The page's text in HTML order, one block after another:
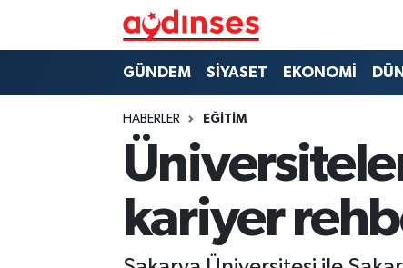
GÜNDEM SİYASET EKONOMİ
HABERLER EĞİTİM
kariyer
Nöbetçi Eczaneler
Hava Durumu
Aydin Namaz Vakitleri
Trafik Durumu
Süper Lig Puan Durumu ve Fikstür